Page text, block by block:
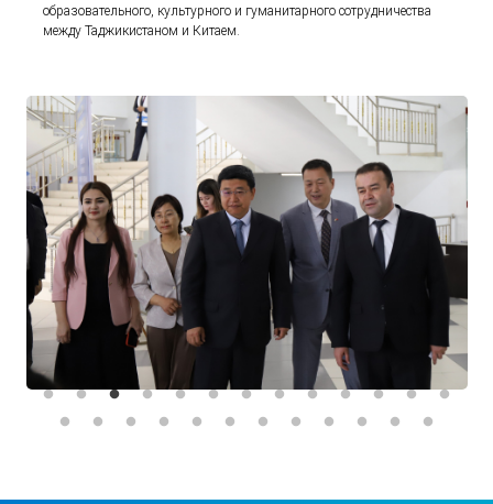
образовательного, культурного и гуманитарного сотрудничества
между Таджикистаном и Китаем.